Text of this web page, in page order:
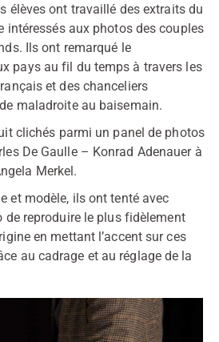
élèves ont travaillé des extraits du
intéressés aux photos des couples
Ils ont remarqué le
pays au fil du temps à travers les
et des chanceliers
maladroite au baisemain.
clichés parmi un panel de photos
De Gaulle – Konrad Adenauer à
Merkel.
et modèle, ils ont tenté avec
de reproduire le plus fidèlement
en mettant l’accent sur ces
au cadrage et au réglage de la